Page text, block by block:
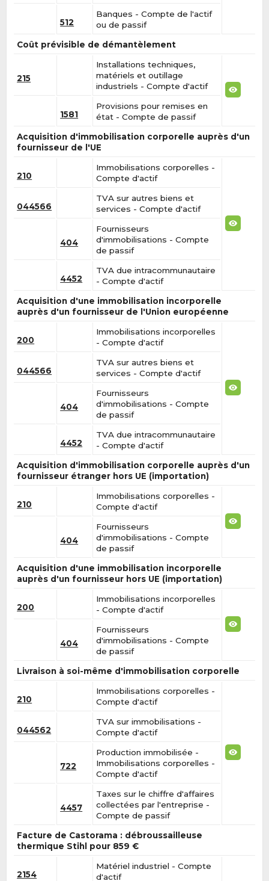
512
Banques - Compte de l'actif
ou de passif
Coût prévisible de démantèlement
215
Installations techniques,
matériels et outillage
industriels - Compte d'actif
1581
Provisions pour remises en
état - Compte de passif
Acquisition d'immobilisation corporelle auprès d'un
fournisseur de l'UE
210
Immobilisations corporelles -
Compte d'actif
044566
TVA sur autres biens et
services - Compte d'actif
404
Fournisseurs
d'immobilisations - Compte
de passif
4452
TVA due intracommunautaire
- Compte d'actif
Acquisition d'une immobilisation incorporelle
auprès d'un fournisseur de l'Union européenne
200
Immobilisations incorporelles
- Compte d'actif
044566
TVA sur autres biens et
services - Compte d'actif
404
Fournisseurs
d'immobilisations - Compte
de passif
4452
TVA due intracommunautaire
- Compte d'actif
Acquisition d'immobilisation corporelle auprès d'un
fournisseur étranger hors UE (importation)
210
Immobilisations corporelles -
Compte d'actif
404
Fournisseurs
d'immobilisations - Compte
de passif
Acquisition d'une immobilisation incorporelle
auprès d'un fournisseur hors UE (importation)
200
Immobilisations incorporelles
- Compte d'actif
404
Fournisseurs
d'immobilisations - Compte
de passif
Livraison à soi-même d'immobilisation corporelle
210
Immobilisations corporelles -
Compte d'actif
044562
TVA sur immobilisations -
Compte d'actif
722
Production immobilisée -
Immobilisations corporelles -
Compte d'actif
4457
Taxes sur le chiffre d'affaires
collectées par l'entreprise -
Compte de passif
Facture de Castorama : débroussailleuse
thermique Stihl pour 859 €
2154
Matériel industriel - Compte
d'actif